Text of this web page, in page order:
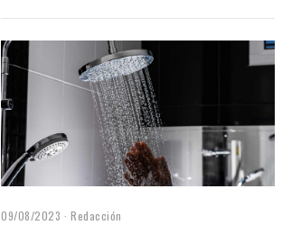
09/08/2023 Redacción